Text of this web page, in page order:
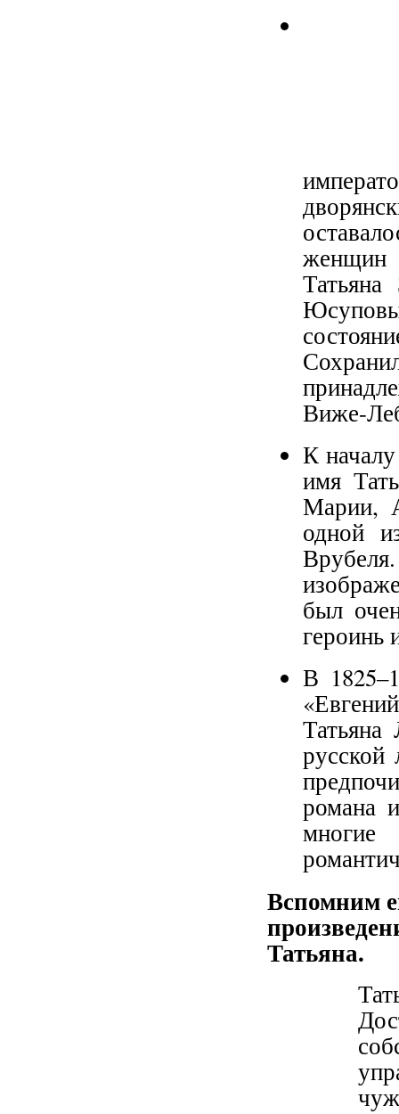
женщин
Виже-
К
имя
Марии,
одной
был
героинь
В
Татьяна
русской
романа
Вспомним
Татьяна.